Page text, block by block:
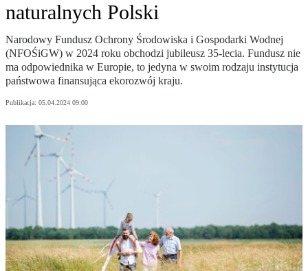
naturalnych Polski
Narodowy Fundusz Ochrony Środowiska i Gospodarki Wodnej
(NFOŚiGW) w 2024 roku obchodzi jubileusz 35-lecia. Fundusz nie
ma odpowiednika w Europie, to jedyna w swoim rodzaju instytucja
państwowa finansująca ekorozwój kraju.
Publikacja: 05.04.2024 09:00